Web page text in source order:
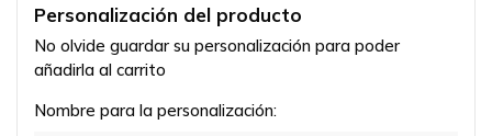
Personalización del producto
No olvide guardar su personalización para poder
añadirla al carrito
Nombre para la personalización: